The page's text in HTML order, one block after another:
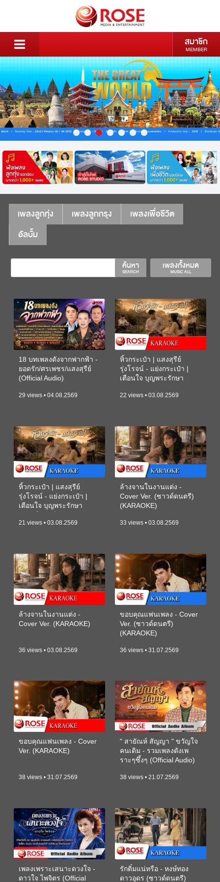
สมาชิก
MEMBER
เพลงลูกทุ่ง เพลงลูกกรุง
เพลงเพื่อชีวิต
อัลบั้ม
เพลงทั้งหมด
MUSIC ALL
ค้นหา
SEARCH
18 บทเพลงดังจากฟากฟ้า -
ยอดรัก/ศรเพชร/แสงสุรีย์
(Official Audio)
29 views • 04.08.2569
หิ้วกระเป๋า | แสงสุรีย์
รุ่งโรจน์ - แย่งกระเป๋า |
เตือนใจ บุญพระรักษา
22 views • 03.08.2569
หิ้วกระเป๋า | แสงสุรีย์
รุ่งโรจน์ - แย่งกระเป๋า |
เตือนใจ บุญพระรักษา
21 views • 03.08.2569
ล้างจานในงานแต่ง -
Cover Ver. (ซาวด์ดนตรี)
(KARAOKE)
33 views • 03.08.2569
ล้างจานในงานแต่ง -
Cover Ver. (KARAOKE)
36 views • 03.08.2569
ขอบคุณแฟนเพลง - Cover
Ver. (ซาวด์ดนตรี)
(KARAOKE)
36 views • 31.07.2569
ขอบคุณแฟนเพลง - Cover
Ver. (KARAOKE)
38 views • 31.07.2569
" สายัณห์ สัญญา " ขวัญใจ
คนเดิม - รวมเพลงดังเพ
ราะๆซึ้งๆ (Official Audio)
38 views • 21.07.2569
เพลงเพราะเสนาะดวงใจ -
ดาวใจ ไพจิตร (Official
รักติ๋มแน่หรือ - หงษ์ทอง
ดาวอุดร (ซาวด์ดนตรี)